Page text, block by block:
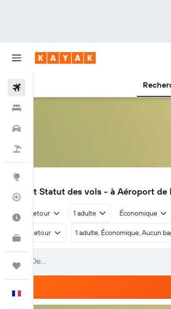
Suivi des vols
Meilleur moment pour voyager
KAYAK Business
Trips
PDS
Vols et Statut des vols - à Aéroport
Aller-retour 1 adulte Économique
Aller-retour 1 adulte, Économique, Aucun